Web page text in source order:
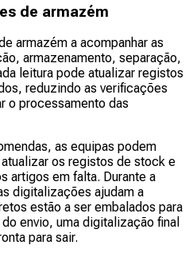
de armazém
armazém a acompanhar as
armazenamento, separação,
leitura pode atualizar registos
reduzindo as verificações
o processamento das
as equipas podem
os registos de stock e
artigos em falta. Durante a
digitalizações ajudam a
estão a ser embalados para
envio, uma digitalização final
para sair.